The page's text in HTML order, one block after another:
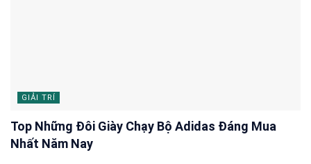
GIẢI TRÍ
Top Những Đôi Giày Chạy Bộ Adidas Đáng Mua
Nhất Năm Nay